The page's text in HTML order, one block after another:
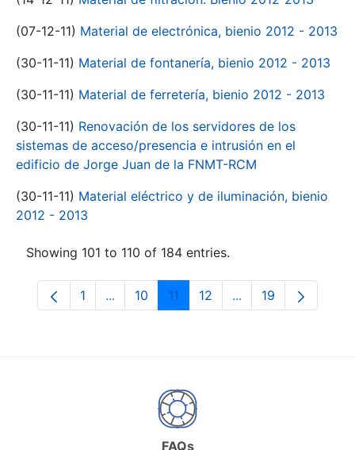
(07-12-11) Material de electrónica, bienio 2012 - 2013
(30-11-11) Material de fontanería, bienio 2012 - 2013
(30-11-11) Material de ferretería, bienio 2012 - 2013
(30-11-11) Renovación de los servidores de los
sistemas de acceso/presencia e intrusión en el
edificio de Jorge Juan de la FNMT-RCM
(30-11-11) Material eléctrico y de iluminación, bienio
2012 - 2013
Showing 101 to 110 of 184 entries.
Page
1 ...Intermediate Pages Use TAB to navigate.
Page
10 Page
11 Page
12 ...Intermediate
Page
19
FAQs